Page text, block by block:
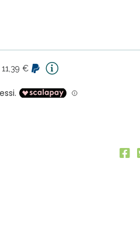
€
extra fino al 50%!